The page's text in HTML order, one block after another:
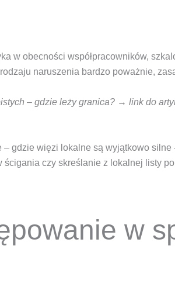
w obecności współpracowników,
naruszenia bardzo poważnie,
– gdzie leży granica? → link do
gdzie więzi lokalne są wyjątkowo
czy skreślanie z lokalnej listy
w